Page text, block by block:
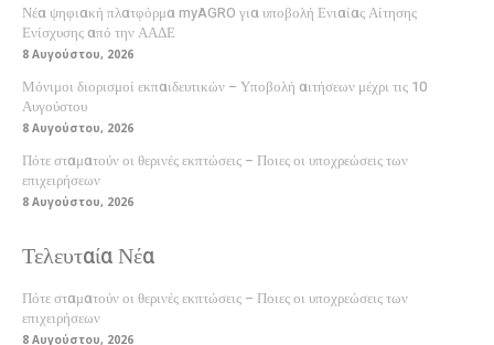
Νέα ψηφιακή πλατφόρμα myAGRO για υποβολή Ενιαίας Αίτησης
Ενίσχυσης από την ΑΑΔΕ
8 Αυγούστου, 2026
Μόνιμοι διορισμοί εκπαιδευτικών – Υποβολή αιτήσεων μέχρι τις 10
Αυγούστου
8 Αυγούστου, 2026
Πότε σταματούν οι θερινές εκπτώσεις – Ποιες οι υποχρεώσεις των
επιχειρήσεων
8 Αυγούστου, 2026
Τελευταία Νέα
Πότε σταματούν οι θερινές εκπτώσεις – Ποιες οι υποχρεώσεις των
επιχειρήσεων
8 Αυγούστου, 2026